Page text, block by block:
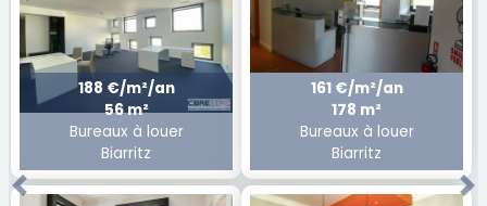
188 €/m²/an
56 m²
Bureaux à louer
Biarritz
161 €/m²/an
178 m²
Bureaux à louer
Biarritz
Previous